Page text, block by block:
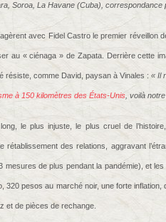
Soroa, La Havane (Cuba), correspondance
avec Fidel Castro le premier réveillon
au « ciénaga » de Zapata. Derrière cette
résiste, comme David, paysan à Vinales : « Il
à 150 kilomètres des États-Unis , voilà
le plus injuste, le plus cruel de
des relations, aggravant
mesures de plus pendant la pandémie), et
320 pesos au marché noir, une forte inflation,
et de pièces de rechange.